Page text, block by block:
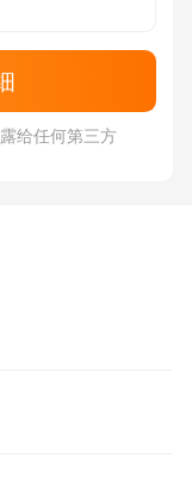
给任何第三方